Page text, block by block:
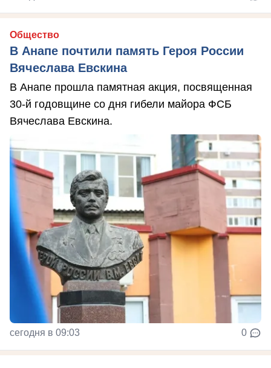
Общество
В Анапе почтили память Героя России
Вячеслава Евскина
В Анапе прошла памятная акция, посвященная
30-й годовщине со дня гибели майора ФСБ
Вячеслава Евскина.
сегодня в 09:03 0